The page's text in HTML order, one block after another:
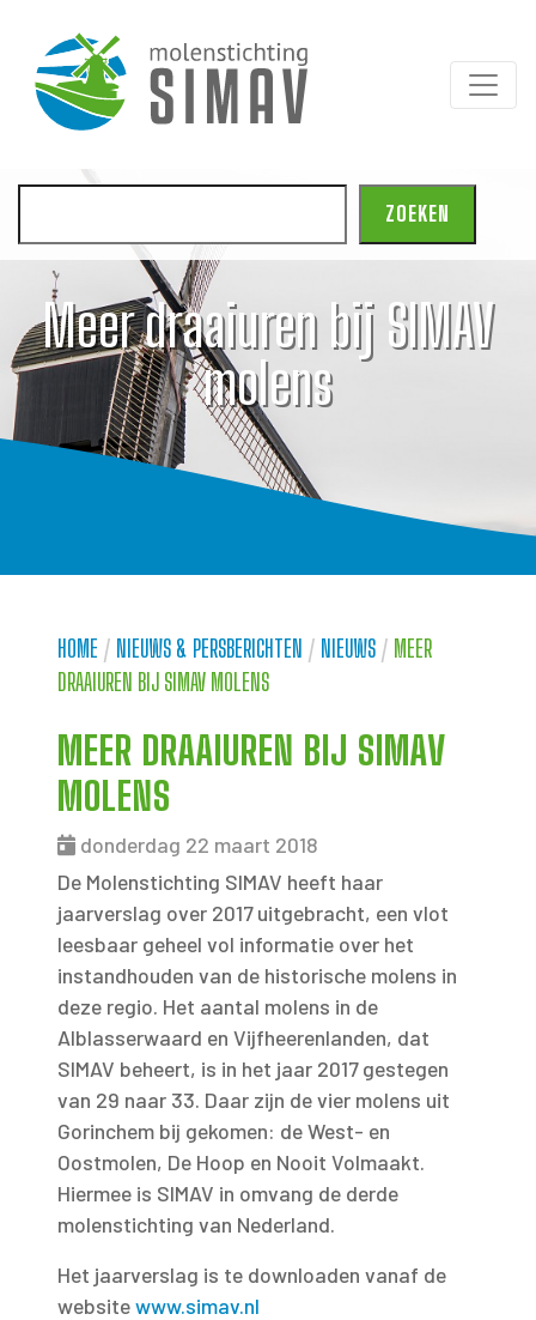
ZOEKEN
Meer draaiuren bij SIMAV
molens
HOME / NIEUWS & PERSBERICHTEN / NIEUWS / MEER
DRAAIUREN BIJ SIMAV MOLENS
MEER DRAAIUREN BIJ SIMAV
MOLENS
donderdag 22 maart 2018
De Molenstichting SIMAV heeft haar
jaarverslag over 2017 uitgebracht, een vlot
leesbaar geheel vol informatie over het
instandhouden van de historische molens in
deze regio. Het aantal molens in de
Alblasserwaard en Vijfheerenlanden, dat
SIMAV beheert, is in het jaar 2017 gestegen
van 29 naar 33. Daar zijn de vier molens uit
Gorinchem bij gekomen: de West- en
Oostmolen, De Hoop en Nooit Volmaakt.
Hiermee is SIMAV in omvang de derde
molenstichting van Nederland.
Het jaarverslag is te downloaden vanaf de
websitewww.simav.nl